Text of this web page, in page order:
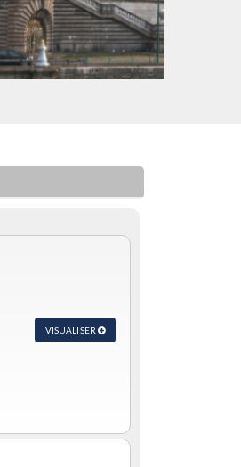
VISUALISER